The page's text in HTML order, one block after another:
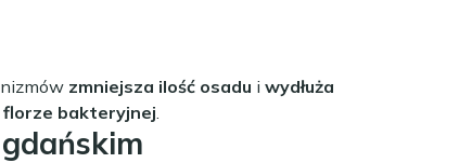
zmniejsza ilość osadu i wydłuża
florze bakteryjnej